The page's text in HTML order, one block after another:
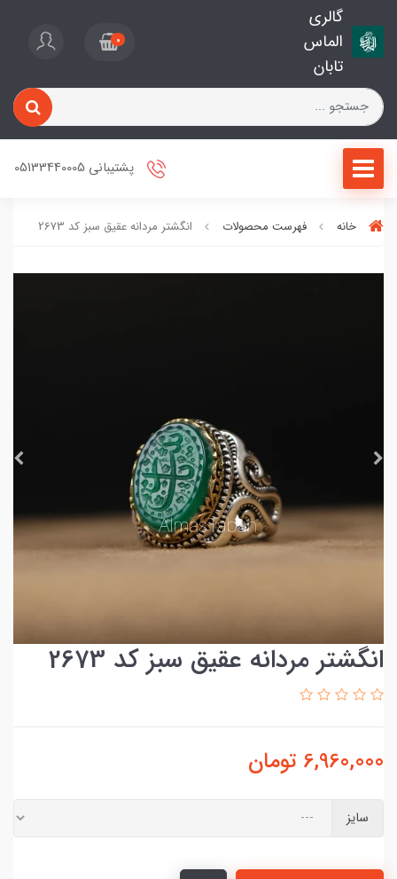
گالری
الماس
تابان
0
پشتیبانی 05133440005
خانه فهرست محصولات انگشتر مردانه عقیق سبز کد 2673
انگشتر مردانه عقیق سبز کد 2673
6,960,000 تومان
سایز